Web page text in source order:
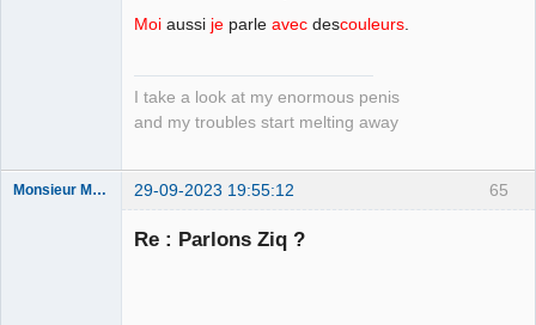
Moi aussi je parle avec descouleurs
I take a look at my enormous penis
and my troubles start melting away
65
Monsieur Maurice 29-09-2023 19:55:12
Re : Parlons Ziq ?